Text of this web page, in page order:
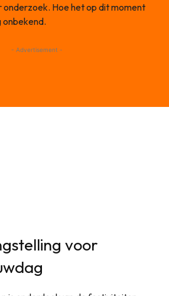
Hoe het op dit moment
onbekend.
- Advertisement -
voor